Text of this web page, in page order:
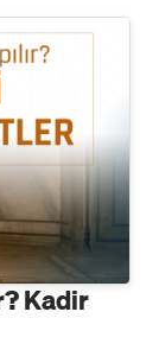
Kadir